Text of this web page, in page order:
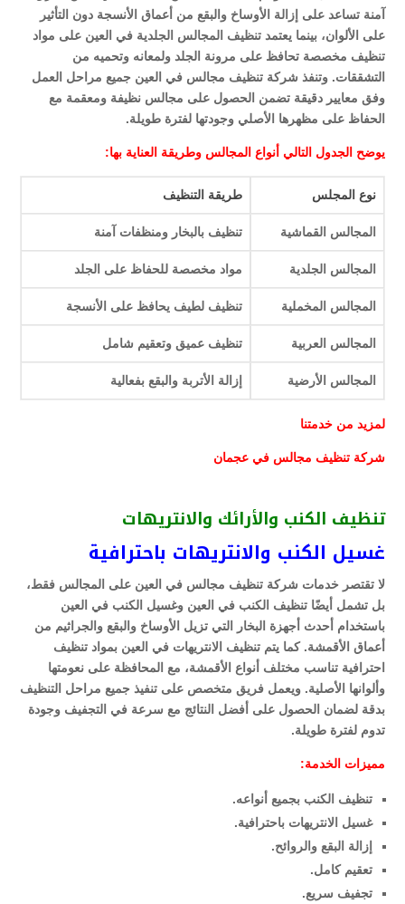
آمنة تساعد على إزالة الأوساخ والبقع من أعماق الأنسجة دون التأثير
على الألوان، بينما يعتمد تنظيف المجالس الجلدية في العين على مواد
تنظيف مخصصة تحافظ على مرونة الجلد ولمعانه وتحميه من
التشققات. وتنفذ شركة تنظيف مجالس في العين جميع مراحل العمل
وفق معايير دقيقة تضمن الحصول على مجالس نظيفة ومعقمة مع
الحفاظ على مظهرها الأصلي وجودتها لفترة طويلة.
يوضح الجدول التالي أنواع المجالس وطريقة العناية بها:
نوع المجلس طريقة التنظيف
المجالس القماشية تنظيف بالبخار ومنظفات آمنة
المجالس الجلدية مواد مخصصة للحفاظ على الجلد
المجالس المخملية تنظيف لطيف يحافظ على الأنسجة
المجالس العربية تنظيف عميق وتعقيم شامل
المجالس الأرضية إزالة الأتربة والبقع بفعالية
لمزيد من خدمتنا
شركة تنظيف مجالس في عجمان
تنظيف الكنب والأرائك والانتريهات
غسيل الكنب والانتريهات باحترافية
لا تقتصر خدمات شركة تنظيف مجالس في العين على المجالس فقط،
بل تشمل أيضًا تنظيف الكنب في العين وغسيل الكنب في العين
باستخدام أحدث أجهزة البخار التي تزيل الأوساخ والبقع والجراثيم من
أعماق الأقمشة. كما يتم تنظيف الانتريهات في العين بمواد تنظيف
احترافية تناسب مختلف أنواع الأقمشة، مع المحافظة على نعومتها
وألوانها الأصلية. ويعمل فريق متخصص على تنفيذ جميع مراحل التنظيف
بدقة لضمان الحصول على أفضل النتائج مع سرعة في التجفيف وجودة
تدوم لفترة طويلة.
مميزات الخدمة:
تنظيف الكنب بجميع أنواعه.
غسيل الانتريهات باحترافية.
إزالة البقع والروائح.
تعقيم كامل.
تجفيف سريع.